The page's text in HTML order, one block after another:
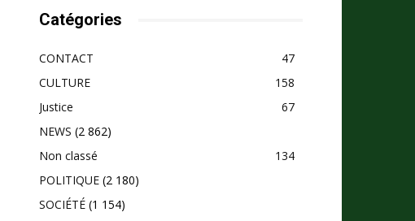
Catégories
CONTACT
47
CULTURE
158
Justice
67
NEWS (2 862)
Non classé
134
POLITIQUE (2 180)
SOCIÉTÉ (1 154)